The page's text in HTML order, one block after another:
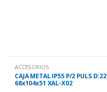
ACCESORIOS
CAJA METAL IP55 P/2 PULS D:22
68x104x51 XAL-X02